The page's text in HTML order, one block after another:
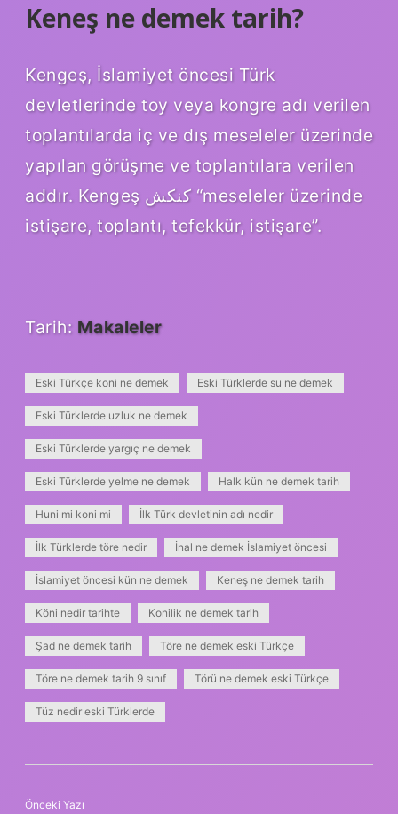
Keneş ne demek tarih?
Kengeş, İslamiyet öncesi Türk
devletlerinde toy veya kongre adı verilen
toplantılarda iç ve dış meseleler üzerinde
yapılan görüşme ve toplantılara verilen
addır. Kengeş كنكش “meseleler üzerinde
istişare, toplantı, tefekkür, istişare”.
Tarih: Makaleler
Eski Türkçe koni ne demek Eski Türklerde su ne demek
Eski Türklerde uzluk ne demek
Eski Türklerde yargıç ne demek
Eski Türklerde yelme ne demek Halk kün ne demek tarih
Huni mi koni mi İlk Türk devletinin adı nedir
İlk Türklerde töre nedir İnal ne demek İslamiyet öncesi
İslamiyet öncesi kün ne demek Keneş ne demek tarih
Köni nedir tarihte Konilik ne demek tarih
Şad ne demek tarih Töre ne demek eski Türkçe
Töre ne demek tarih 9 sınıf Törü ne demek eski Türkçe
Tüz nedir eski Türklerde
Önceki Yazı